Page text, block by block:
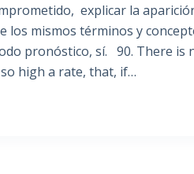
explicar la
los mismos términos y
pronóstico, sí. 90. There is
high a rate, that, if…